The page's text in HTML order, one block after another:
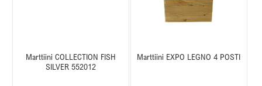
Marttiini COLLECTION FISH
SILVER 552012
Marttiini EXPO LEGNO 4 POSTI